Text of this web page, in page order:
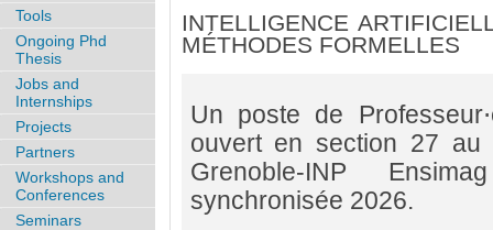
INTELLIGENCE
MÉTHODES FORMELLES
Un poste de
ouvert en section 27 au
Grenoble-INP
synchronisée 2026.
Tools
Ongoing Phd
Thesis
Jobs and
Internships
Projects
Partners
Workshops and
Conferences
Seminars